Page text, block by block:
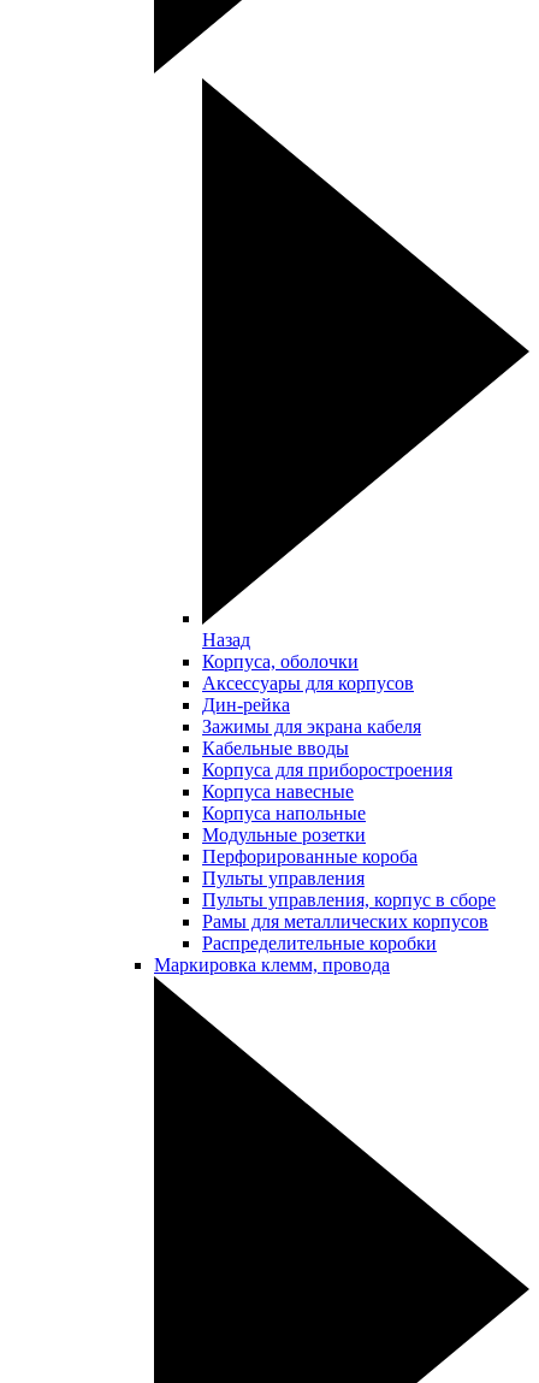
Назад
Корпуса, оболочки
Аксессуары для корпусов
Дин-рейка
Зажимы для экрана кабеля
Кабельные вводы
Корпуса для приборостроения
Корпуса навесные
Корпуса напольные
Модульные розетки
Перфорированные короба
Пульты управления
Пульты управления, корпус в сборе
Рамы для металлических корпусов
Распределительные коробки
Маркировка клемм, провода